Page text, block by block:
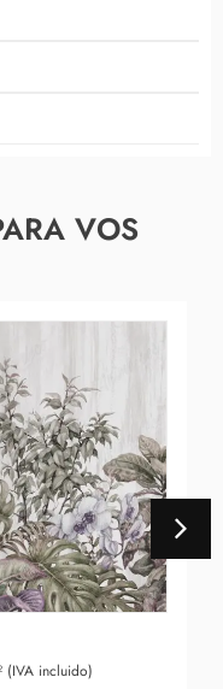
VOS
incluido)